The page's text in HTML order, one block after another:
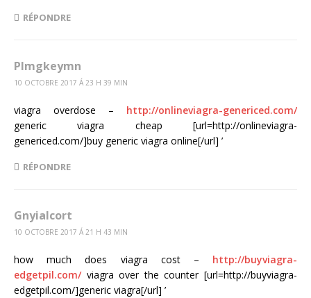
RÉPONDRE
Plmgkeymn
10 OCTOBRE 2017 Á 23 H 39 MIN
viagra overdose – http://onlineviagra-genericed.com/
generic viagra cheap [url=http://onlineviagra-
genericed.com/]buy generic viagra online[/url] ’
RÉPONDRE
Gnyialcort
10 OCTOBRE 2017 Á 21 H 43 MIN
how much does viagra cost – http://buyviagra-
edgetpil.com/viagra over the counter [url=http://buyviagra-
edgetpil.com/]generic viagra[/url] ’